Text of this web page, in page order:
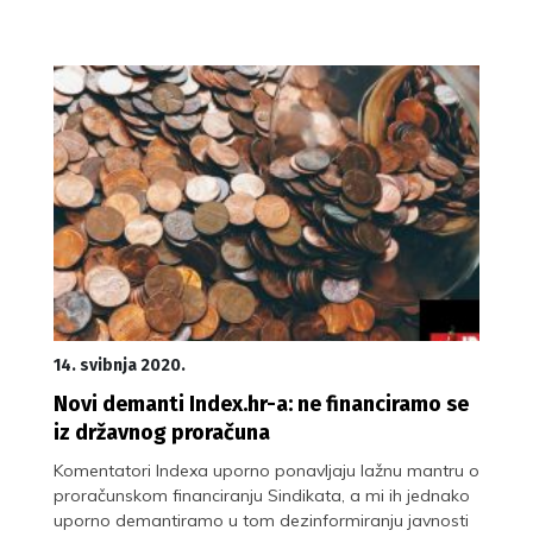
14. svibnja 2020.
Novi demanti Index.hr-a: ne financiramo se
iz državnog proračuna
Komentatori Indexa uporno ponavljaju lažnu mantru o
proračunskom financiranju Sindikata, a mi ih jednako
uporno demantiramo u tom dezinformiranju javnosti